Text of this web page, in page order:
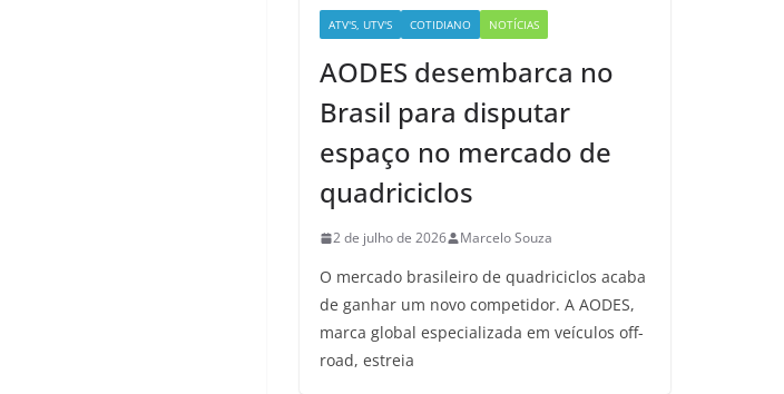
ATV'S, UTV'S COTIDIANO NOTÍCIAS
AODES desembarca no
Brasil para disputar
espaço no mercado de
quadriciclos
2 de julho de 2026 Marcelo Souza
O mercado brasileiro de quadriciclos acaba
de ganhar um novo competidor. A AODES,
marca global especializada em veículos off-
road, estreia